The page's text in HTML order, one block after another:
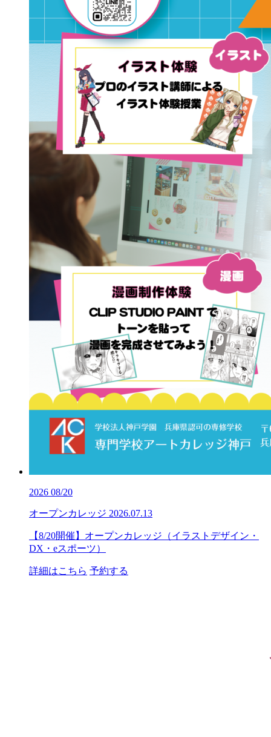
2026 08/20
オープンカレッジ 2026.07.13
【8/20開催】オープンカレッジ（イラストデザイン・
DX・eスポーツ）
詳細はこちら 予約する